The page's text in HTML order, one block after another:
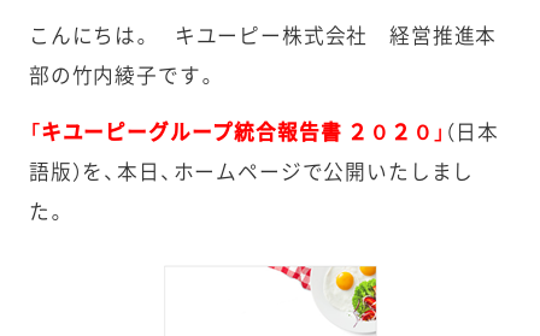
こんにちは。 キユーピー株式会社 経営推進本
部の竹内綾子です。
「キユーピーグループ統合報告書 ２０２０」 （日本
語版）を、本日、ホームページで公開いたしまし
た。